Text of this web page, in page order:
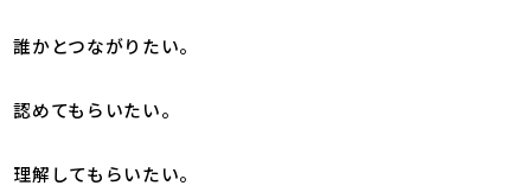
誰かとつながりたい。
認めてもらいたい。
理解してもらいたい。